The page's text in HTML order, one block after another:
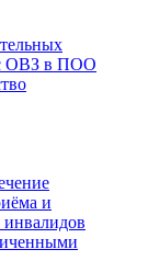
с ОВЗ в ПОО
и
инвалидов